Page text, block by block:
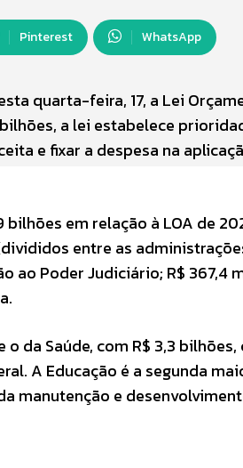
Pinterest WhatsApp
quarta-feira, 17, a Lei
a lei estabelece
e fixar a despesa na
em relação à LOA de
entre as
ao Poder Judiciário; R$ 367,4
da Saúde, com R$ 3,3
A Educação é a segunda
manutenção e